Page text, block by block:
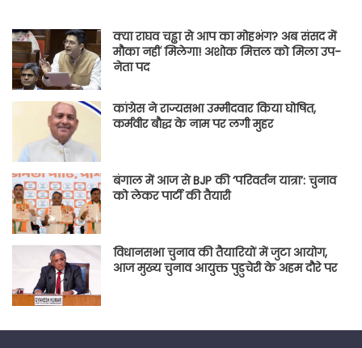
क्या राघव चड्ढा से आप का मोहभंग? अब संसद में
मौका नहीं मिलेगा! अशोक मित्तल को मिला उप-
नेता पद
कांग्रेस ने राज्यसभा उम्मीदवार किया घोषित,
कर्मवीर बौद्ध के नाम पर लगी मुहर
बंगाल में आज से BJP की ‘परिवर्तन यात्रा’: चुनाव
को लेकर पार्टी की तैयारी
विधानसभा चुनाव की तैयारियों में जुटा आयोग,
आज मुख्य चुनाव आयुक्त पुडुचेरी के अहम दौरे पर